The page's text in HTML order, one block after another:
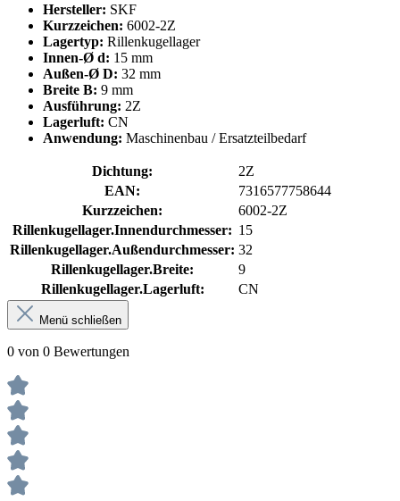
Hersteller: SKF
Kurzzeichen: 6002-2Z
Lagertyp: Rillenkugellager
Innen-Ø d: 15 mm
Außen-Ø D: 32 mm
Breite B: 9 mm
Ausführung: 2Z
Lagerluft: CN
Anwendung: Maschinenbau / Ersatzteilbedarf
Dichtung:
2Z
EAN:
7316577758644
Kurzzeichen:
6002-2Z
Rillenkugellager.Innendurchmesser: 15
Rillenkugellager.Außendurchmesser: 32
Rillenkugellager.Breite:
9
Rillenkugellager.Lagerluft:
CN
Menü schließen
0 von 0 Bewertungen